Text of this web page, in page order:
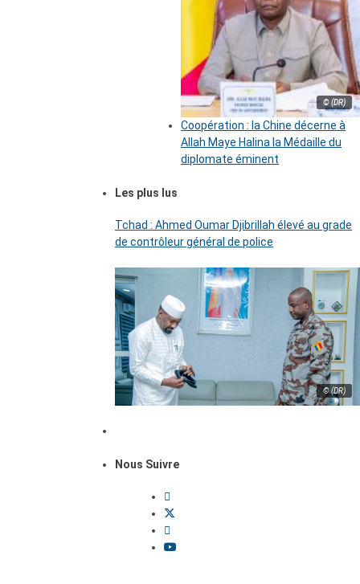
© (DR)
Coopération : la Chine décerne à
Allah Maye Halina la Médaille du
diplomate éminent
Les plus lus
Tchad : Ahmed Oumar Djibrillah élevé au grade
de contrôleur général de police
© (DR)
Nous Suivre